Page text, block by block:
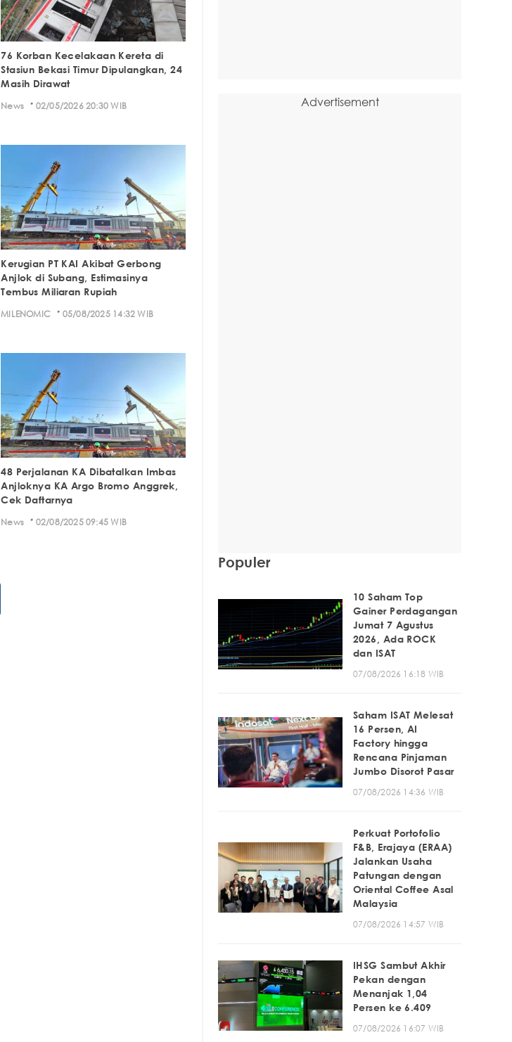
76 Korban Kecelakaan Kereta di
Stasiun Bekasi Timur Dipulangkan, 24
Masih Dirawat
News · 02/05/2026 20:30 WIB
Kerugian PT KAI Akibat Gerbong
Anjlok di Subang, Estimasinya
Tembus Miliaran Rupiah
MILENOMIC · 05/08/2025 14:32 WIB
48 Perjalanan KA Dibatalkan Imbas
Anjloknya KA Argo Bromo Anggrek,
Cek Daftarnya
News · 02/08/2025 09:45 WIB
Advertisement
Populer
10 Saham Top
Gainer Perdagangan
Jumat 7 Agustus
2026, Ada ROCK
dan ISAT
07/08/2026 16:18 WIB
Saham ISAT Melesat
16 Persen, AI
Factory hingga
Rencana Pinjaman
Jumbo Disorot Pasar
07/08/2026 14:36 WIB
Perkuat Portofolio
F&B, Erajaya (ERAA)
Jalankan Usaha
Patungan dengan
Oriental Coffee Asal
Malaysia
07/08/2026 14:57 WIB
IHSG Sambut Akhir
Pekan dengan
Menanjak 1,04
Persen ke 6.409
07/08/2026 16:07 WIB